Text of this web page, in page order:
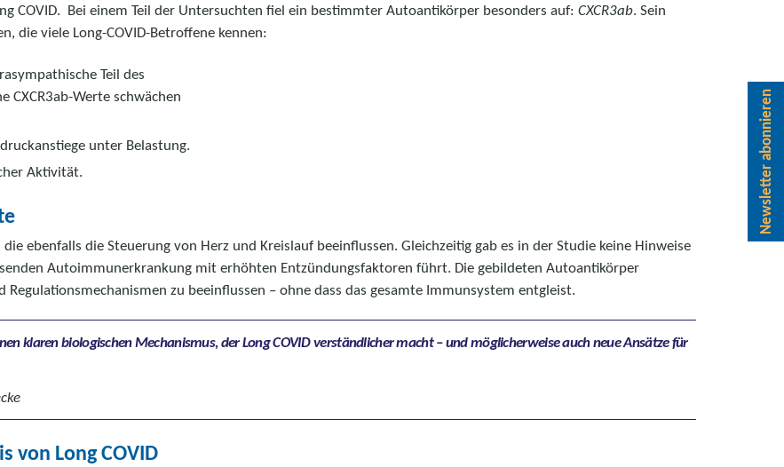
COVID. Bei einem Teil der Untersuchten fiel ein bestimmter Autoantikörper besonders auf: CXCR3ab. Sein
die viele Long-COVID-Betroffene kennen:
Teil des
CXCR3ab-Werte schwächen
unter Belastung.
Aktivität.
ebenfalls die Steuerung von Herz und Kreislauf beeinflussen. Gleichzeitig gab es in der Studie keine Hinweise
Autoimmunerkrankung mit erhöhten Entzündungsfaktoren führt. Die gebildeten Autoantikörper
zu beeinflussen – ohne dass das gesamte Immunsystem entgleist.
klaren biologischen Mechanismus, der Long COVID verständlicher macht – und möglicherweise auch neue Ansätze für
von Long COVID
Newsletter abonnieren